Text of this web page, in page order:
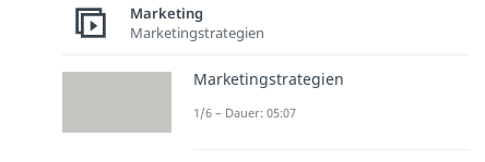
Marketing
Marketingstrategien
Marketingstrategien
1/6 – Dauer: 05:07